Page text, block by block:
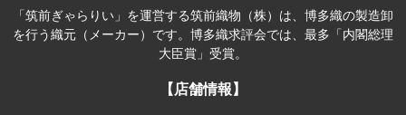
「筑前ぎゃらりい」を運営する筑前織物（株）は、博多織の製造卸
を行う織元（メーカー）です。博多織求評会では、最多「内閣総理
大臣賞」受賞。
【店舗情報】